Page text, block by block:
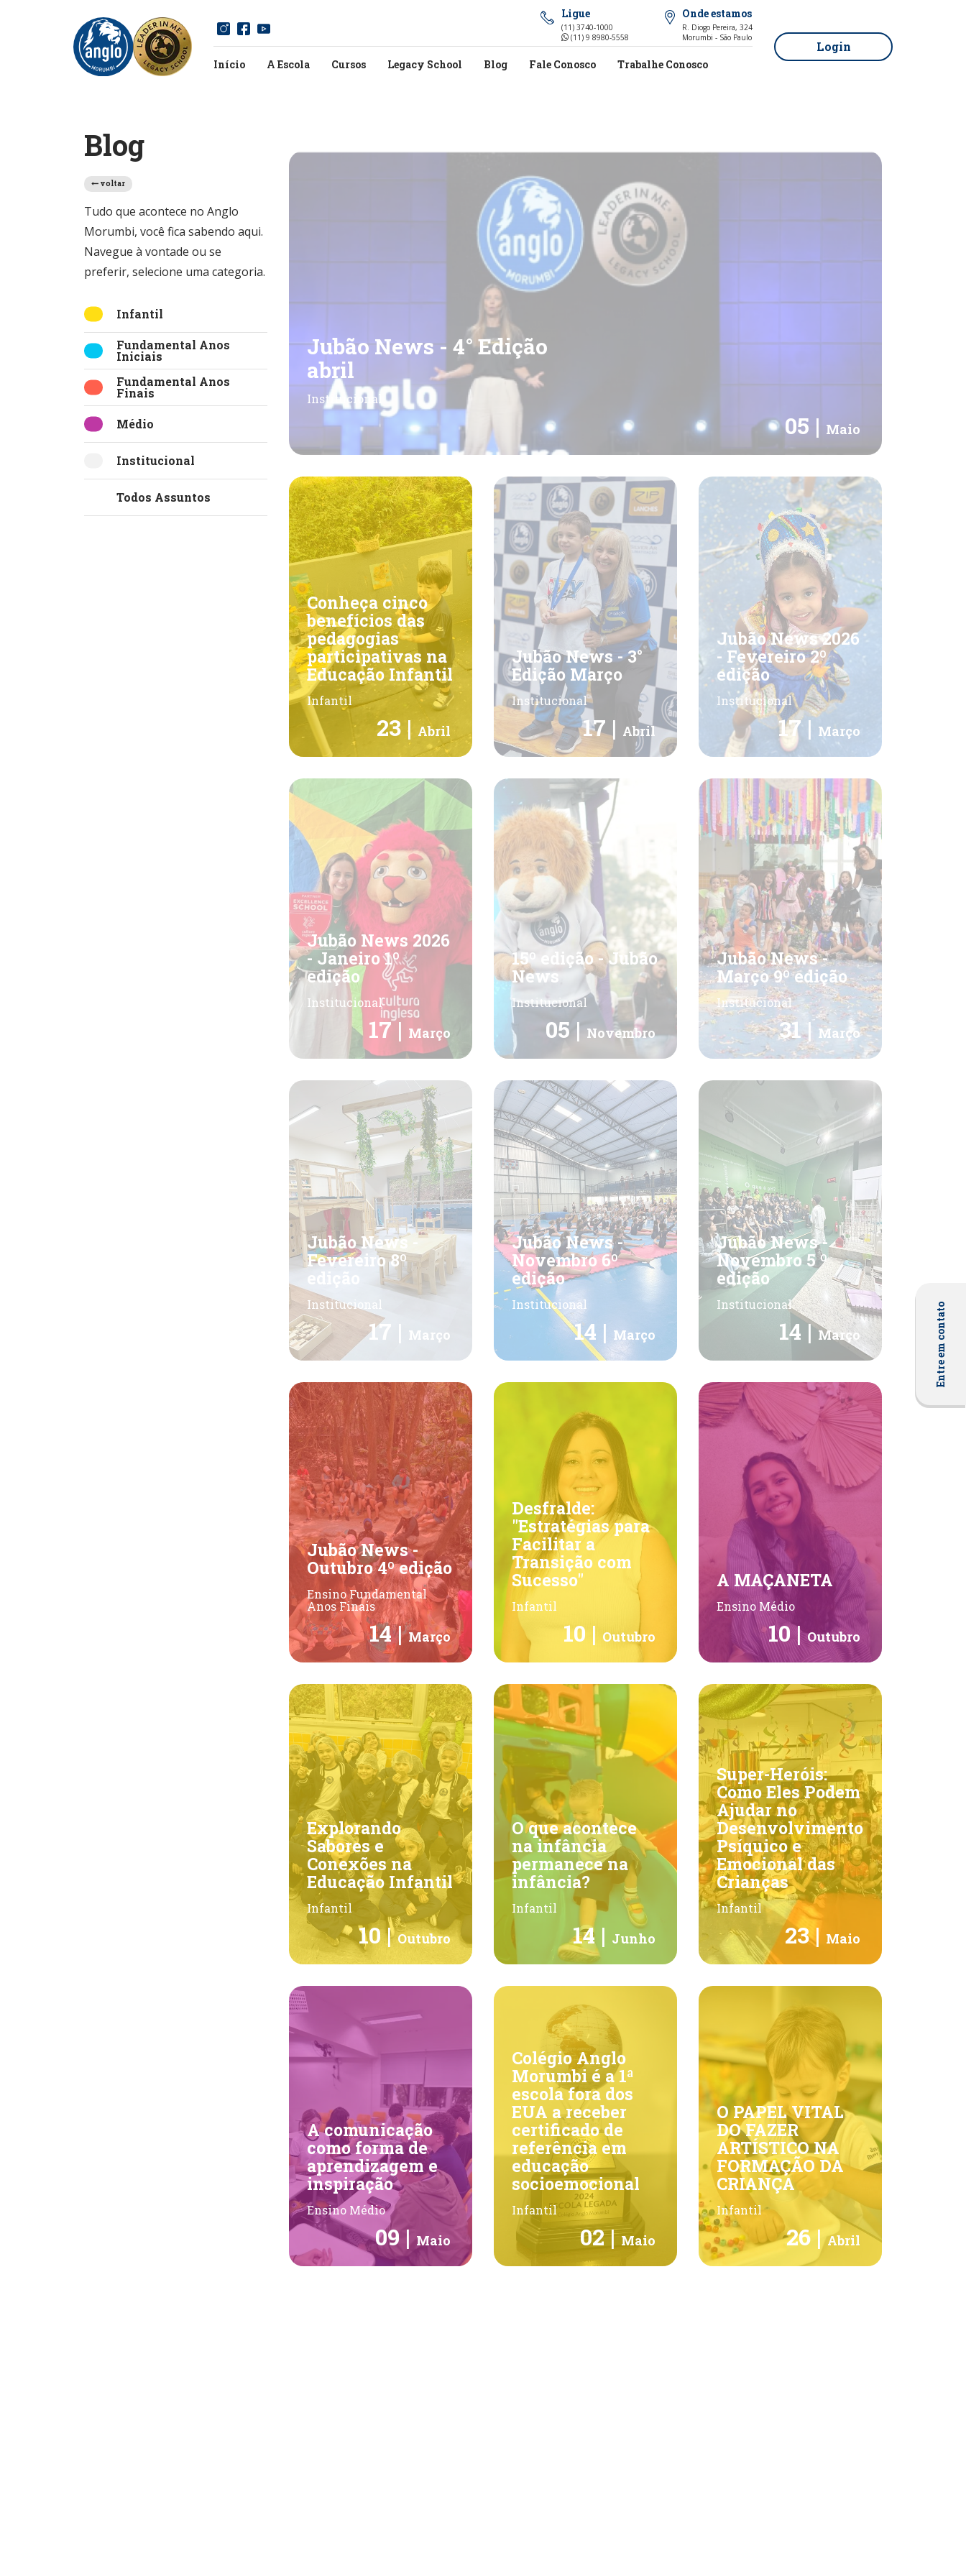
Ligue
(11) 3740-1000
(11) 9 8980-5558
Onde estamos
R. Diogo Pereira, 324
Morumbi - São Paulo
Início A Escola Cursos Legacy School Blog Fale Conosco Trabalhe Conosco
Login
Entre em contato
Blog
voltar
Tudo que acontece no Anglo
Morumbi, você fica sabendo aqui.
Navegue à vontade ou se
preferir, selecione uma categoria.
Infantil
Fundamental Anos
Iniciais
Fundamental Anos
Finais
Médio
Institucional
Todos Assuntos
Jubão News - 4° Edição
abril
Institucional
05 | Maio
Conheça cinco
benefícios das
pedagogias
participativas na
Educação Infantil
Infantil
23 | Abril
Jubão News - 3°
Edição Março
Institucional
17 | Abril
Jubão News 2026
- Fevereiro 2º
edição
Institucional
17 | Março
Jubão News 2026
- Janeiro 1º
edição
Institucional
17 | Março
15º edição - Jubão
News
Institucional
05 |Novembro
Jubão News -
Março 9º edição
Institucional
31 | Março
Jubão News -
Fevereiro 8º
edição
Institucional
17 | Março
Jubão News -
Novembro 6º
edição
Institucional
14 | Março
Jubão News -
Novembro 5 º
edição
Institucional
14 |Março
Jubão News -
Outubro 4º edição
Ensino Fundamental
Anos Finais
14 |Março
Desfralde:
"Estratégias para
Facilitar a
Transição com
Sucesso"
Infantil
10 | Outubro
A MAÇANETA
Ensino Médio
10 |Outubro
Explorando
Sabores e
Conexões na
Educação Infantil
Infantil
10 |Outubro
O que acontece
na infância
permanece na
infância?
Infantil
14 | Junho
Super-Heróis:
Como Eles Podem
Ajudar no
Desenvolvimento
Psíquico e
Emocional das
Crianças
Infantil
23 | Maio
A comunicação
como forma de
aprendizagem e
inspiração
Ensino Médio
09 | Maio
Colégio Anglo
Morumbi é a 1ª
escola fora dos
EUA a receber
certificado de
referência em
educação
socioemocional
Infantil
02 |Maio
O PAPEL VITAL
DO FAZER
ARTÍSTICO NA
FORMAÇÃO DA
CRIANÇA
Infantil
26 |Abril